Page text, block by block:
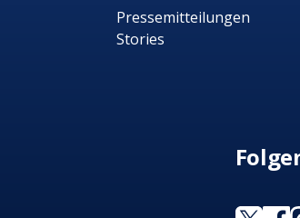
Pressemitteilungen
Stories